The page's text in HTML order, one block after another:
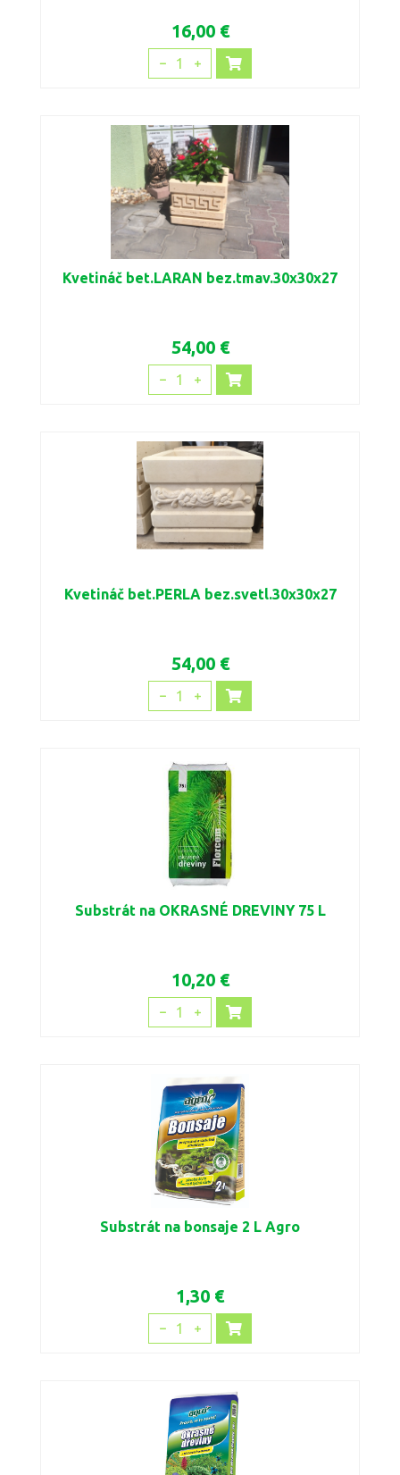
16,00 €
1
Kvetináč bet.LARAN bez.tmav.30x30x27
54,00 €
1
Kvetináč bet.PERLA bez.svetl.30x30x27
54,00 €
1
Substrát na OKRASNÉ DREVINY 75 L
10,20 €
1
Substrát na bonsaje 2 L Agro
1,30 €
1